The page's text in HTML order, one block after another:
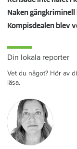
Din lokala reporter
Vet du något? Hör av
läsa.